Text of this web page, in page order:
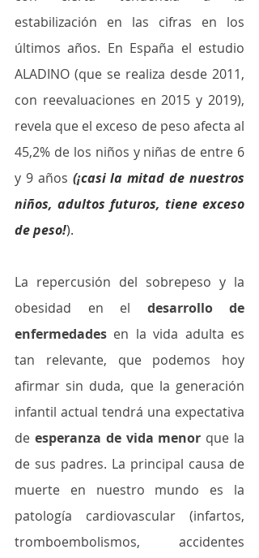
estabilización en las cifras en los
últimos años. En España el estudio
ALADINO (que se realiza desde 2011,
con reevaluaciones en 2015 y 2019),
revela que el exceso de peso afecta al
45,2% de los niños y niñas de entre 6
y 9 años (¡casi la mitad de nuestros
niños, adultos futuros, tiene exceso
de peso!).
La repercusión del sobrepeso y la
obesidad en el desarrollo de
enfermedades en la vida adulta es
tan relevante, que podemos hoy
afirmar sin duda, que la generación
infantil actual tendrá una expectativa
de esperanza de vida menor que la
de sus padres. La principal causa de
muerte en nuestro mundo es la
patología cardiovascular (infartos,
tromboembolismos, accidentes